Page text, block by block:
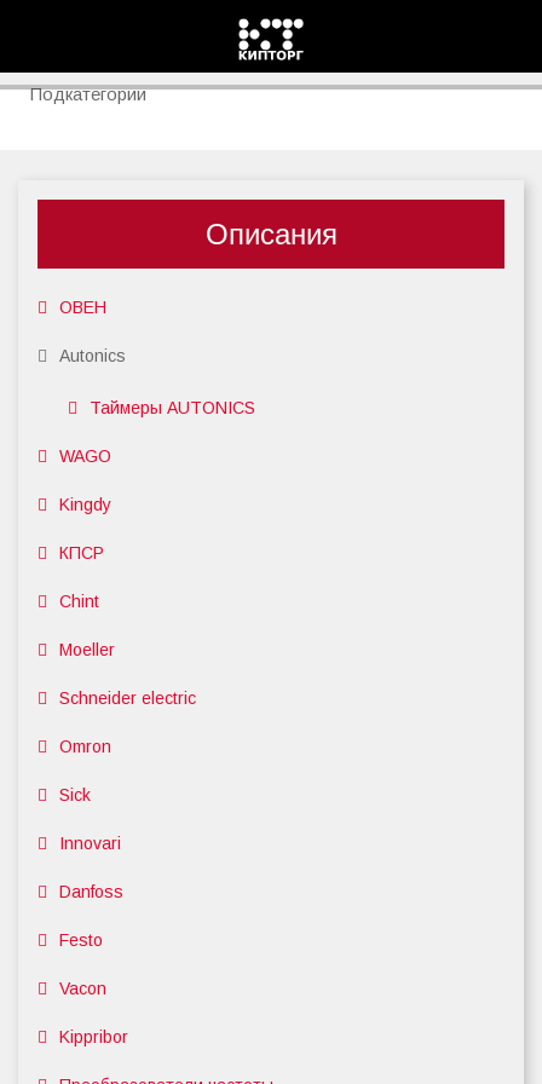
Подкатегории
Описания
ОВЕН
Autonics
Таймеры AUTONICS
WAGO
Kingdy
КПСР
Chint
Moeller
Schneider electric
Omron
Sick
Innovari
Danfoss
Festo
Vacon
Kippribor